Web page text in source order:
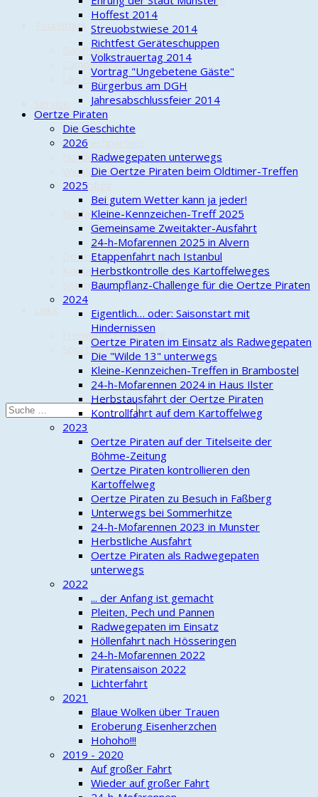
Tourismus
Gasthaus
Campingplatz
Lilis Ferienwohnungen
Newsletter
Ansprechpartner
Notdienste
Wichtige Rufnummern
Müllabfuhr
Abfuhrkalender 2026
Busfahrpläne
Verkehrsgem. Heidekreis
Bürgerbus
Downloads
Kontakt
sitemap
Freiwillige Feuerwehr
Sportverein
Hoffest 2014
Streuobstwiese 2014
Richtfest Geräteschuppen
Volkstrauertag 2014
Vortrag "Ungebetene Gäste"
Bürgerbus am DGH
Jahresabschlussfeier 2014
Oertze Piraten
Die Geschichte
2026
Radwegepaten unterwegs
Die Oertze Piraten beim Oldtimer-Treffen
2025
Bei gutem Wetter kann ja jeder!
Kleine-Kennzeichen-Treff 2025
Gemeinsame Zweitakter-Ausfahrt
24-h-Mofarennen 2025 in Alvern
Etappenfahrt nach Istanbul
Herbstkontrolle des Kartoffelweges
Baumpflanz-Challenge für die Oertze Piraten
2024
Eigentlich… oder: Saisonstart mit
Hindernissen
Oertze Piraten im Einsatz als Radwegepaten
Die "Wilde 13" unterwegs
Kleine-Kennzeichen-Treffen in Brambostel
24-h-Mofarennen 2024 in Haus Ilster
Herbstausfahrt der Oertze Piraten
Kontrollfahrt auf dem Kartoffelweg
2023
Oertze Piraten auf der Titelseite der
Böhme-Zeitung
Oertze Piraten kontrollieren den
Kartoffelweg
Oertze Piraten zu Besuch in Faßberg
Unterwegs bei Sommerhitze
24-h-Mofarennen 2023 in Munster
Herbstliche Ausfahrt
Oertze Piraten als Radwegepaten
unterwegs
2022
... der Anfang ist gemacht
Pleiten, Pech und Pannen
Radwegepaten im Einsatz
Höllenfahrt nach Hösseringen
24-h-Mofarennen 2022
Piratensaison 2022
Lichterfahrt
2021
Blaue Wolken über Trauen
Eroberung Eisenherzchen
Hohoho!!!
2019 - 2020
Auf großer Fahrt
Wieder auf großer Fahrt